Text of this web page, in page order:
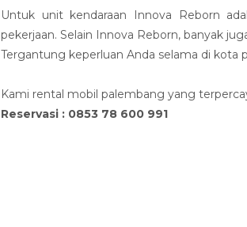
Untuk unit kendaraan Innova Reborn
pekerjaan. Selain Innova Reborn, banyak
Tergantung keperluan Anda selama di kota
Kami rental mobil palembang yang
Reservasi : 0853 78 600 991